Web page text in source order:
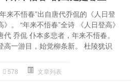
来不悟春”出自唐代乔侃的《人日登
》。 “年来不悟春”全诗 《人日登高》
代 乔侃 仆本多悲者，年来不悟春。
高一游目，始觉柳条新。 杜陵犹识
578 文章列表